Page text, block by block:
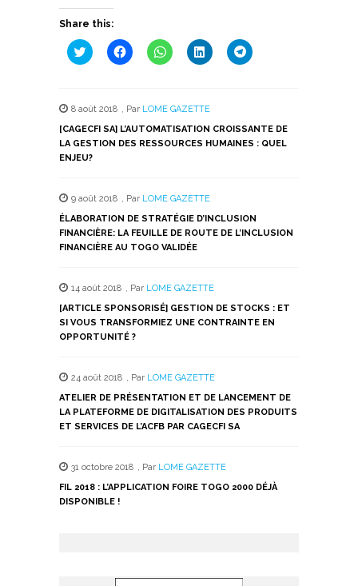
Share this:
Cliquez
pour
une
nouvelle
fenêtre)
Cliquez
pour
une
nouvelle
fenêtre)
Cliquez
pour
une
nouvelle
fenêtre)
Cliquez
pour
une
nouvelle
fenêtre)
Cliquez
pour
nouvelle
fenêtre)
8 août 2018 , Par LOME GAZETTE
[CAGECFI SA] L’AUTOMATISATION CROISSANTE DE
LA GESTION DES RESSOURCES HUMAINES : QUEL
ENJEU?
9 août 2018 , Par LOME GAZETTE
ÉLABORATION DE STRATÉGIE D’INCLUSION
FINANCIÈRE: LA FEUILLE DE ROUTE DE L’INCLUSION
FINANCIÈRE AU TOGO VALIDÉE
14 août 2018 , Par LOME GAZETTE
[ARTICLE SPONSORISÉ] GESTION DE STOCKS : ET
SI VOUS TRANSFORMIEZ UNE CONTRAINTE EN
OPPORTUNITÉ ?
24 août 2018 , Par LOME GAZETTE
ATELIER DE PRÉSENTATION ET DE LANCEMENT DE
LA PLATEFORME DE DIGITALISATION DES PRODUITS
ET SERVICES DE L’ACFB PAR CAGECFI SA
31 octobre 2018 , Par LOME GAZETTE
FIL 2018 : L’APPLICATION FOIRE TOGO 2000 DÉJÀ
DISPONIBLE !